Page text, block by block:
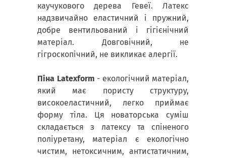
каучукового дерева Гевеї. Латекс
надзвичайно еластичний і пружний,
добре вентильований і гігієнічний
матеріал. Довговічний, не
гігроскопічний, не викликає алергії.
Піна Latexform - екологічний матеріал,
який має пористу структуру,
високоеластичний, легко приймає
форму тіла. Ця новаторська суміш
складається з латексу та спіненого
поліуретану, матеріал є екологічно
чистим, нетоксичним, антистатичним,